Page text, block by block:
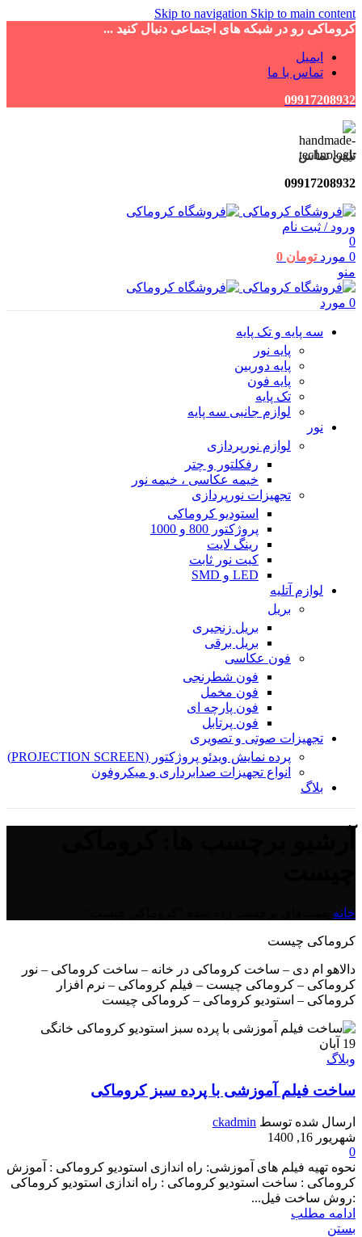
Skip to navigation Skip to main content
کروماکی رو در شبکه های اجتماعی دنبال کنید ...
ایمیل
تماس با ما
09917208932
تلفن تماس
09917208932
ورود / ثبت نام
0
0 مورد تومان
منو
0 مورد
سه پایه و تک پایه
پایه نور
پایه دوربین
پایه فون
تک پایه
لوازم جانبی سه پایه
نور
لوازم نورپردازی
رفکلتور و چتر
خیمه عکاسی ، خیمه نور
تجهیزات نورپردازی
استودیو کروماکی
پروژکتور 800 و 1000
رینگ لایت
کیت نور ثابت
LED و SMD
لوازم آتلیه
بریل
بریل زنجیری
بریل برقی
فون عکاسی
فون شطرنجی
فون مخمل
فون پارچه ای
فون پرتابل
تجهیزات صوتی و تصویری
پرده نمایش ویدئو پروژکتور (PROJECTION SCREEN)
انواع تجهیزات صدابرداری و میکروفون
بلاگ
خانه
کروماکی چیست
دالاهو ام دی – ساخت کروماکی در خانه – ساخت کروماکی – نور
کروماکی – کروماکی چیست – فیلم کروماکی – نرم افزار
کروماکی – استودیو کروماکی – کروماکی چیست
19 آبان
وبلاگ
ساخت فیلم آموزشی با پرده سبز کروماکی
ارسال شده توسط ckadmin
شهریور 16, 1400
0
نحوه تهیه فیلم های آموزشی: راه اندازی استودیو کروماکی : آموزش
کروماکی : ساخت استودیو کروماکی : راه اندازی استودیو کروماکی
:روش ساخت فیل...
ادامه مطلب
بستن